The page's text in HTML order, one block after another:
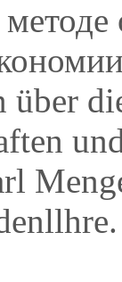
über